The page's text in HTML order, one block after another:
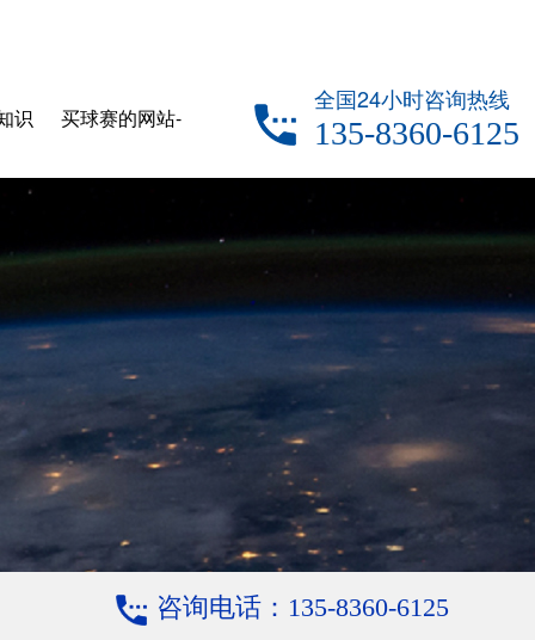
识 买球赛的网站-
全国24小时咨询热线
135-8360-6125
咨询电话：135-8360-6125